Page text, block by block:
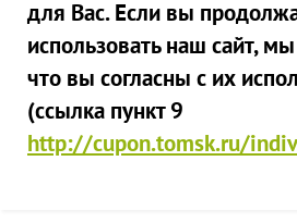
для Вас. Если вы
использовать наш сайт,
что вы согласны с их
(ссылка пункт 9
http://cupon.tomsk.ru/